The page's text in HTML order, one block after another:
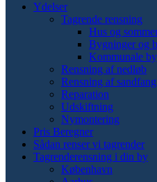
Ydelser
Tagrende rensning
Hus og
Bygninger og
Kommunale
Rensning af nedløb
Rensning af sandfang
Reparation
Udskiftning
Nymontering
Pris Beregner
Sådan renser vi tagrender
Tagrenderensning i din by
København